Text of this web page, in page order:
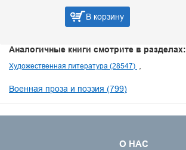
В корзину
Аналогичные книги смотрите в разделах:
Художественная литература (28547)
Военная проза и поэзия (799)
О НАС